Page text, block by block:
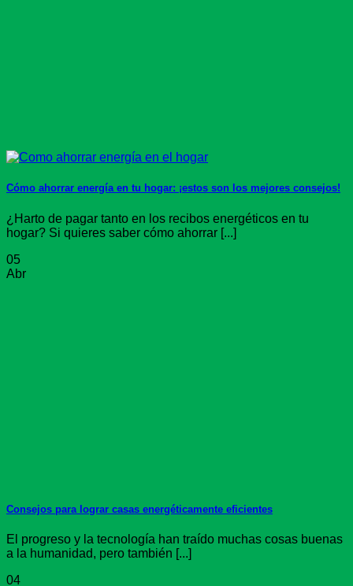
Cómo ahorrar energía en tu hogar: ¡estos son los mejores consejos!
¿Harto de pagar tanto en los recibos energéticos en tu
hogar? Si quieres saber cómo ahorrar [...]
05
Abr
Consejos para lograr casas energéticamente eficientes
El progreso y la tecnología han traído muchas cosas buenas
a la humanidad, pero también [...]
04